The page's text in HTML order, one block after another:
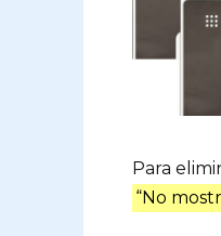
Para
“No